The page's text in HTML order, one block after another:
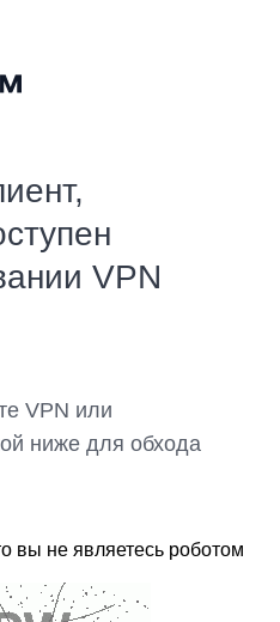
VPN
VPN или
ниже для обхода
вы не являетесь роботом